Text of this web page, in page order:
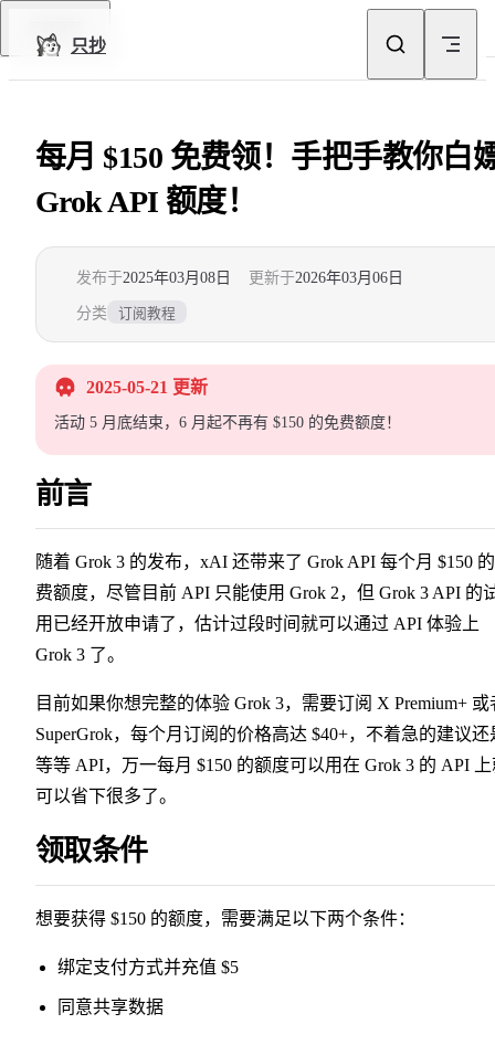
只抄
每月 $150 免费领！手把手教你白
Grok API 额度！
发布于2025年03月08日 更新于2026年03月06日
分类 订阅教程
2025-05-21 更新
活动 5 月底结束，6 月起不再有 $150 的免费额度！
前言
随着 Grok 3 的发布，xAI 还带来了 Grok API 每个月 $150
费额度，尽管目前 API 只能使用 Grok 2，但 Grok 3 API 的
用已经开放申请了，估计过段时间就可以通过 API 体验上
Grok 3 了。
目前如果你想完整的体验 Grok 3，需要订阅 X Premium+ 或
SuperGrok，每个月订阅的价格高达 $40+，不着急的建议还
等等 API，万一每月 $150 的额度可以用在 Grok 3 的 API
可以省下很多了。
领取条件
想要获得 $150 的额度，需要满足以下两个条件：
绑定支付方式并充值 $5
同意共享数据